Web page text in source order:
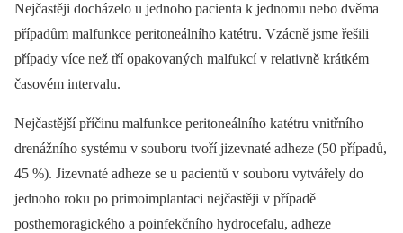
Nejčastěji docházelo u jednoho pacienta k jednomu nebo dvěma
případům malfunkce peritoneálního katétru. Vzácně jsme řešili
případy více než tří opakovaných malfukcí v relativně krátkém
časovém intervalu.
Nejčastější příčinu malfunkce peritoneálního katétru vnitřního
drenážního systému v souboru tvoří jizevnaté adheze (50 případů,
45 %). Jizevnaté adheze se u pacientů v souboru vytvářely do
jednoho roku po primoimplantaci nejčastěji v případě
posthemoragického a poinfekčního hydrocefalu, adheze